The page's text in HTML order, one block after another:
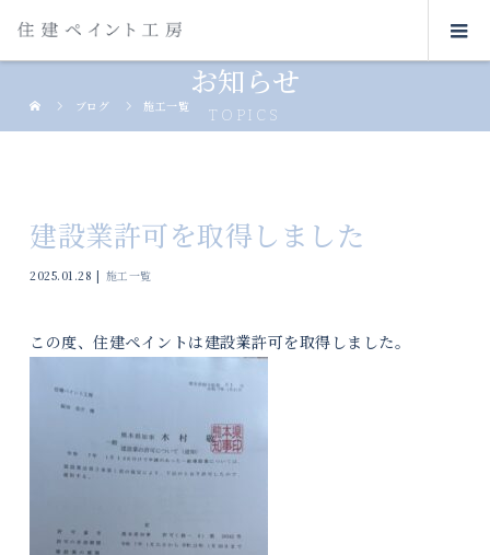
お知らせ
TOPICS
ブログ 施工一覧
建設業許可を取得しました
2025.01.28 施工一覧
この度、住建ペイントは建設業許可を取得しました。